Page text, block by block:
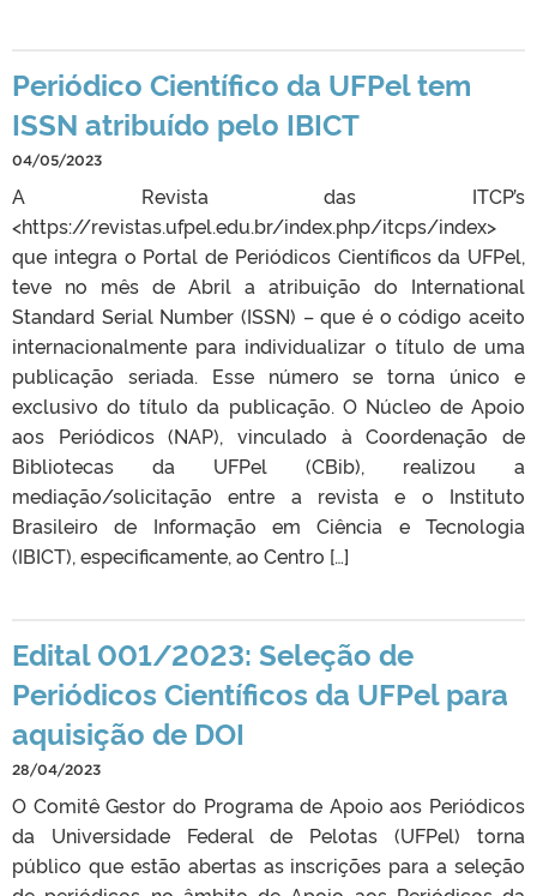
Periódico Científico da UFPel tem
ISSN atribuído pelo IBICT
04/05/2023
A Revista das ITCP’s
<https://revistas.ufpel.edu.br/index.php/itcps/index>
que integra o Portal de Periódicos Científicos da UFPel,
teve no mês de Abril a atribuição do International
Standard Serial Number (ISSN) – que é o código aceito
internacionalmente para individualizar o título de uma
publicação seriada. Esse número se torna único e
exclusivo do título da publicação. O Núcleo de Apoio
aos Periódicos (NAP), vinculado à Coordenação de
Bibliotecas da UFPel (CBib), realizou a
mediação/solicitação entre a revista e o Instituto
Brasileiro de Informação em Ciência e Tecnologia
(IBICT), especificamente, ao Centro […]
Edital 001/2023: Seleção de
Periódicos Científicos da UFPel para
aquisição de DOI
28/04/2023
O Comitê Gestor do Programa de Apoio aos Periódicos
da Universidade Federal de Pelotas (UFPel) torna
público que estão abertas as inscrições para a seleção